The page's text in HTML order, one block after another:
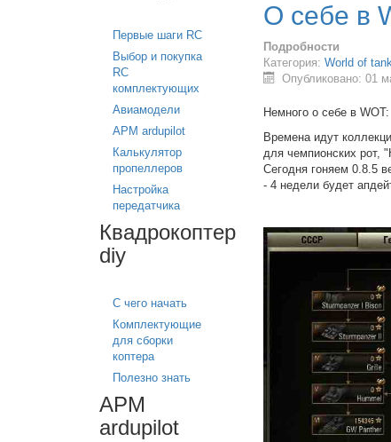
Первые шаги RC
Выбор и покупка
RC
комплектующих
Авиамодели
APM ardupilot
Калькулятор
пропеллеров
Настройка
передатчика
Квадрокоптер
diy
С чего начать
Комплектующие
для сборки
коптера
Полезно знать
APM
ardupilot
О себе в
Подробности
Категория: World of
Опубликовано: 01
Немного о себе в WOT:
Времена идут
для чемпионских рот,
Сегодня гоняем 0.8.5
- 4 недели будет